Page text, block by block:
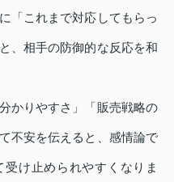
「これまで対応してもらっ
、相手の防御的な反応を和
かりやすさ」「販売戦略の
不安を伝えると、感情論で
け止められやすくなりま